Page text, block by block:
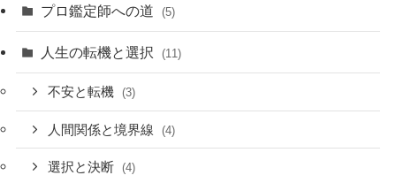
プロ鑑定師への道 (5)
人生の転機と選択 (11)
不安と転機 (3)
人間関係と境界線 (4)
選択と決断 (4)